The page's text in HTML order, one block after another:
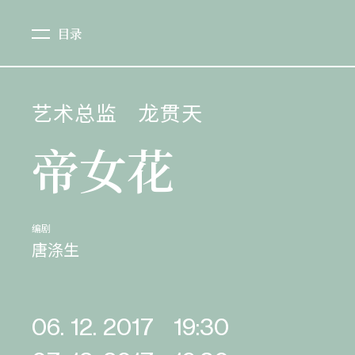
艺术总监 龙贯天
帝女花
编剧
唐涤生
06. 12. 2017
19:30
目录